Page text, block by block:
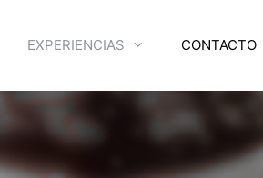
EXPERIENCIAS CONTACTO